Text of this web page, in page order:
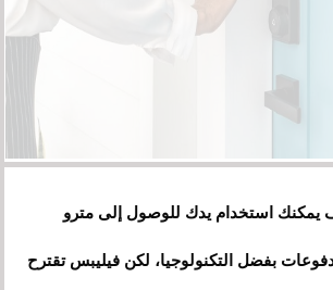
يمكنك استخدام يدك للوصول إلى مترو
بفضل التكنولوجيا، لكن فيليبس تقترح